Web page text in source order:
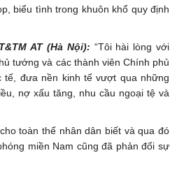
biểu tình trong khuôn khổ quy định
AT (Hà Nội): “Tôi hài lòng với
tướng và các thành viên Chính phủ
đưa nền kinh tế vượt qua những
nợ xấu tăng, nhu cầu ngoại tệ và
toàn thể nhân dân biết và qua đó
miền Nam cũng đã phản đối sự